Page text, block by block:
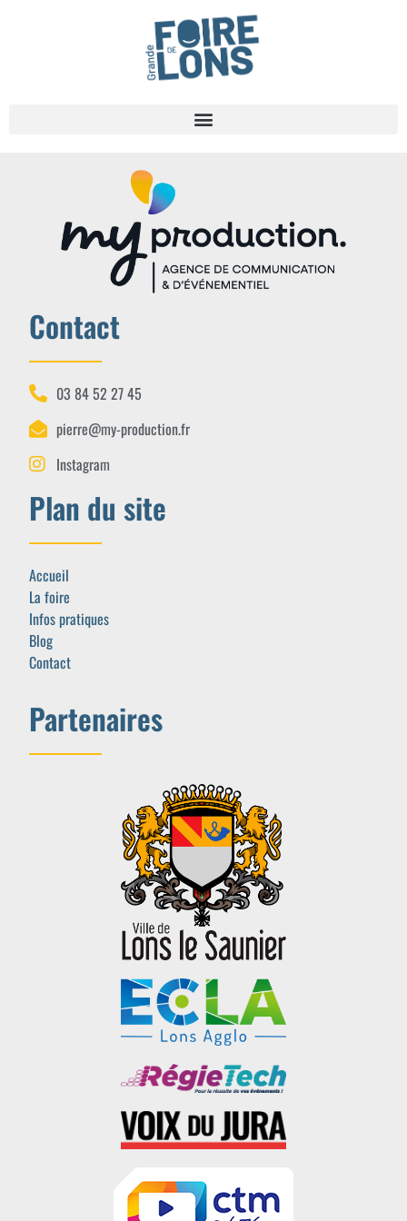
Contact
03 84 52 27 45
pierre@my-production.fr
Instagram
Plan du site
Accueil
La foire
Infos pratiques
Blog
Contact
Partenaires